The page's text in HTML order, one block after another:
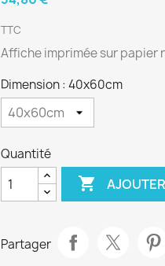
TTC
Affiche imprimée sur papier
Dimension : 40x60cm
Quantité

Partager